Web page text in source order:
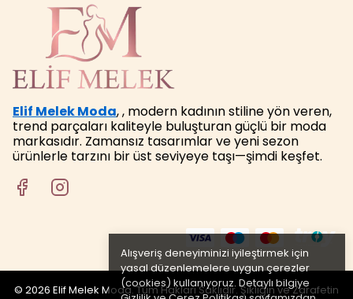
Alışveriş deneyiminizi iyileştirmek için
yasal düzenlemelere uygun çerezler
(cookies) kullanıyoruz. Detaylı bilgiye
Elif Melek Moda, , modern kadının stiline yön veren,
trend parçaları kaliteyle buluşturan güçlü bir moda
markasıdır. Zamansız tasarımlar ve yeni sezon
ürünlerle tarzını bir üst seviyeye taşı—şimdi keşfet.
© 2026 Elif Melek Moda. Tüm Hakları Saklıdır. Şıklığın ve Zarafetin